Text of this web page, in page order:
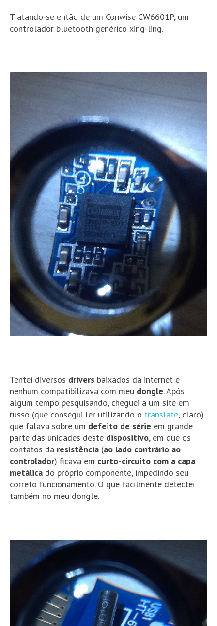
Tratando-se então de um Conwise CW6601P, um
controlador bluetooth genérico xing-ling.
Tentei diversos drivers baixados da internet e
nenhum compatibilizava com meu dongle. Após
algum tempo pesquisando, cheguei a um site em
russo (que consegui ler utilizando o translate, claro)
que falava sobre um defeito de série em grande
parte das unidades deste dispositivo, em que os
contatos da resistência (ao lado contrário ao
controlador) ficava em curto-circuito com a capa
metálica do próprio componente, impedindo seu
correto funcionamento. O que facilmente detectei
também no meu dongle.